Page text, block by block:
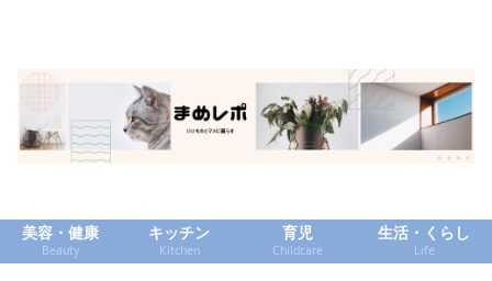
美容・健康
Beauty
キッチン
Kitchen
育児
Childcare
生活・くらし
Life